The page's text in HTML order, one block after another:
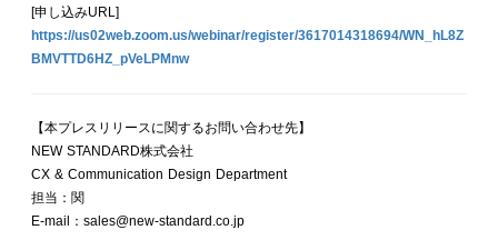
[申し込みURL]
https://us02web.zoom.us/webinar/register/3617014318694/WN_hL8Z
BMVTTD6HZ_pVeLPMnw
【本プレスリリースに関するお問い合わせ先】
NEW STANDARD株式会社
CX & Communication Design Department
担当：関
E-mail：sales@new-standard.co.jp